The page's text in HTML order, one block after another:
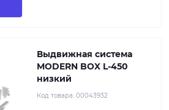
Выдвижная система
MODERN BOX L-450
низкий
Код товара: 00043932